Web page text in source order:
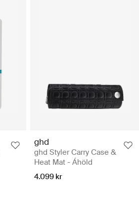
ghd
ghd Styler Carry Case &
Heat Mat - Áhöld
4.099 kr